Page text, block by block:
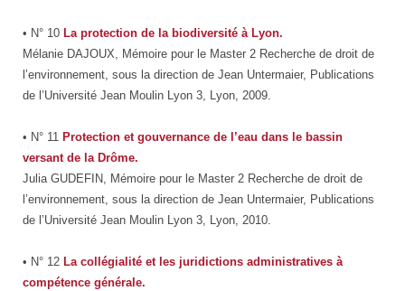
• N° 10 La protection de la biodiversité à Lyon.
Mélanie DAJOUX, Mémoire pour le Master 2 Recherche de droit de
l’environnement, sous la direction de Jean Untermaier, Publications
de l’Université Jean Moulin Lyon 3, Lyon, 2009.
• N° 11 Protection et gouvernance de l’eau dans le bassin
versant de la Drôme.
Julia GUDEFIN, Mémoire pour le Master 2 Recherche de droit de
l’environnement, sous la direction de Jean Untermaier, Publications
de l’Université Jean Moulin Lyon 3, Lyon, 2010.
• N° 12 La collégialité et les juridictions administratives à
compétence générale.